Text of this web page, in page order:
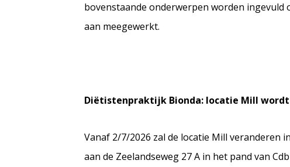
bovenstaande onderwerpen worden
aan meegewerkt.
Diëtistenpraktijk Bionda: locatie Mill wordt
Vanaf 2/7/2026 zal de locatie Mill veranderen
aan de Zeelandseweg 27 A in het pand van